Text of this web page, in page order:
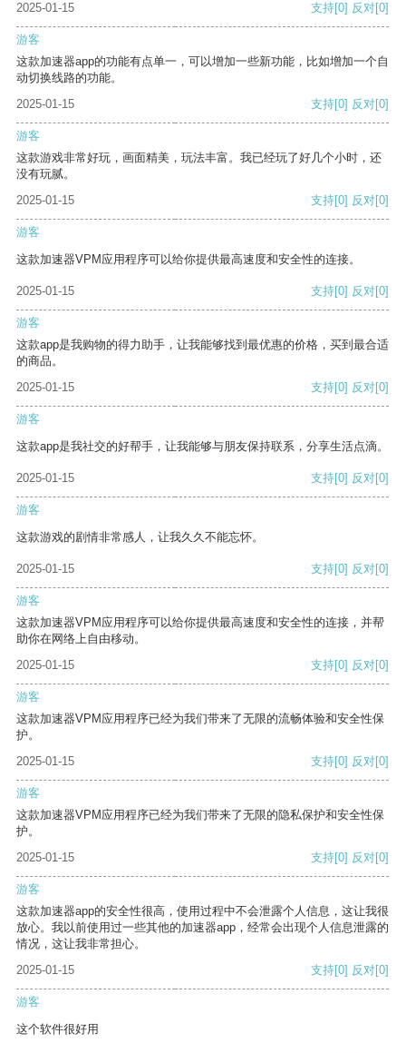
2025-01-15
支持[0] 反对[0]
游客
这款加速器app的功能有点单一，可以增加一些新功能，比如增加一个自
动切换线路的功能。
2025-01-15
支持[0] 反对[0]
游客
这款游戏非常好玩，画面精美，玩法丰富。我已经玩了好几个小时，还
没有玩腻。
2025-01-15
支持[0] 反对[0]
游客
这款加速器VPM应用程序可以给你提供最高速度和安全性的连接。
2025-01-15 支持[0] 反对[0]
游客
这款app是我购物的得力助手，让我能够找到最优惠的价格，买到最合适
的商品。
2025-01-15
支持[0] 反对[0]
游客
这款app是我社交的好帮手，让我能够与朋友保持联系，分享生活点滴。
2025-01-15 支持[0] 反对[0]
游客
这款游戏的剧情非常感人，让我久久不能忘怀。
2025-01-15 支持[0] 反对[0]
游客
这款加速器VPM应用程序可以给你提供最高速度和安全性的连接，并帮
助你在网络上自由移动。
2025-01-15
支持[0] 反对[0]
游客
这款加速器VPM应用程序已经为我们带来了无限的流畅体验和安全性保
护。
2025-01-15
支持[0] 反对[0]
游客
这款加速器VPM应用程序已经为我们带来了无限的隐私保护和安全性保
护。
2025-01-15
支持[0] 反对[0]
游客
这款加速器app的安全性很高，使用过程中不会泄露个人信息，这让我很
放心。我以前使用过一些其他的加速器app，经常会出现个人信息泄露的
情况，这让我非常担心。
2025-01-15
支持[0] 反对[0]
游客
这个软件很好用